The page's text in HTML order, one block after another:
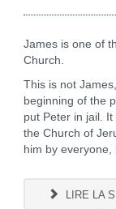
James is one of
Church.
This is not
beginning of the
put Peter in jail.
the Church of
him by
LIRE LA